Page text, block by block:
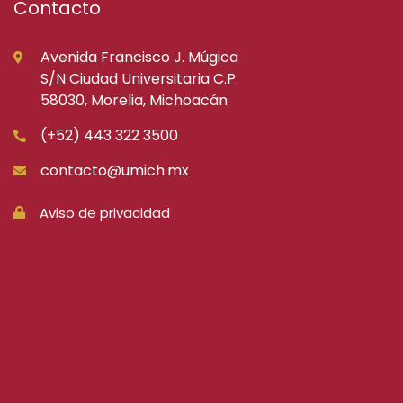
Contacto
Avenida Francisco J. Múgica
S/N Ciudad Universitaria C.P.
58030, Morelia, Michoacán
(+52) 443 322 3500
contacto@umich.mx
Aviso de privacidad